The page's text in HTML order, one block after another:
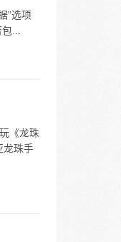
”选项
...
《龙珠
龙珠手